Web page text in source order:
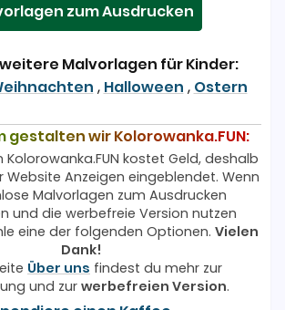
zum Ausdrucken
Malvorlagen für Kinder:
, Halloween , Ostern
gestalten wir Kolorowanka.FUN:
Kolorowanka.FUN kostet Geld, deshalb
Anzeigen eingeblendet. Wenn
Malvorlagen zum Ausdrucken
und die werbefreie Version nutzen
eine der folgenden Optionen. Vielen
Dank!
Über uns findest du mehr zur
und zur werbefreien Version.